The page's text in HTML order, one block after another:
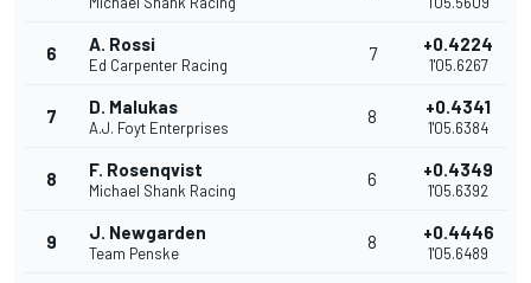
6 A. Rossi
Ed Carpenter Racing
7 +0.4224
1'05.6267
7 D. Malukas
A.J. Foyt Enterprises
8 +0.4341
1'05.6384
8 F. Rosenqvist
Michael Shank Racing
6 +0.4349
1'05.6392
9 J. Newgarden
Team Penske
8 +0.4446
1'05.6489